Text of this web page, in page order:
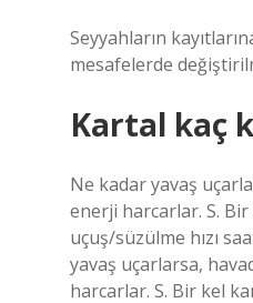
Seyyahların
mesafelerde
Kartal kaç
Ne kadar yavaş
enerji harcarlar. S. Bir
uçuş/süzülme hızı
yavaş uçarlarsa,
harcarlar. S. Bir kel